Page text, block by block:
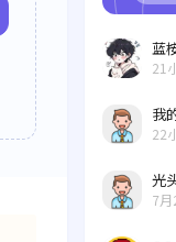
蓝
21
我
22
光
7月